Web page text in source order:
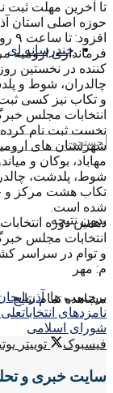
چندرسانه ای
بدون نتیجه
مشاهده تمام نتایج
حوزه اصلی استان
فرمانداری ارومیه
کننده در نخستین
چالدران، شوط و
و تکاب نیز کسی
انتخابات مجلس
نخست ثبت نام کرده
شهرستان های
شوط، پلدشت،
تکاب هشت مرکز و
شده است.
دهمین دوره
انتخابات مجلس
و توام در سراسر
م: مهر
برچسب ها:
نامزدهای انتخابات
شورای اسلامی
فیسبوک
توییتر
سایت خبری و